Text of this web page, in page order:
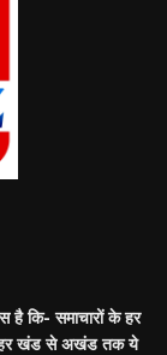
कि- समाचारों के हर
के हर खंड से अखंड तक ये